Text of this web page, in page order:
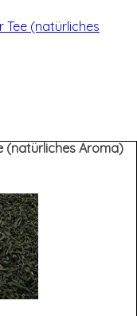
Tee (natürliches
(natürliches Aroma)